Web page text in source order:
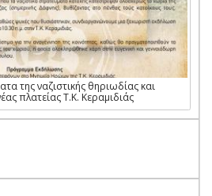
της ναζιστικής θηριωδίας και
πλατείας Τ.Κ. Κεραμιδιάς